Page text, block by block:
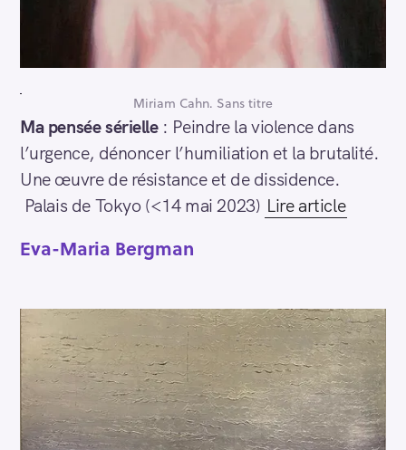
Miriam Cahn. Sans titre
Ma pensée sérielle : Peindre la violence dans
l’urgence, dénoncer l’humiliation et la brutalité.
Une œuvre de résistance et de dissidence.
Palais de Tokyo (<14 mai 2023) Lire article
Eva-Maria Bergman